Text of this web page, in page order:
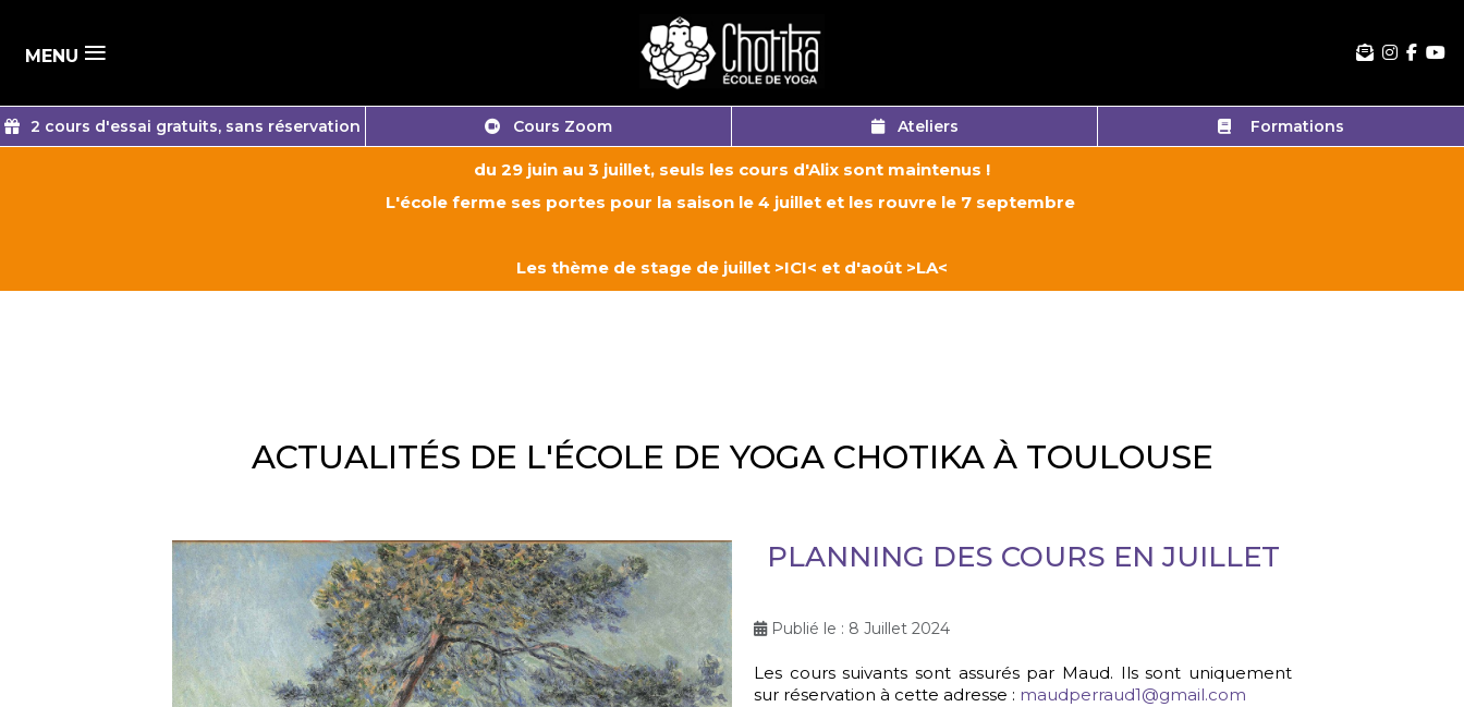
MENU ≡
2 cours d'essai gratuits, sans réservation Cours Zoom Ateliers Formations
du 29 juin au 3 juillet, seuls les cours d'Alix sont maintenus !
L'école ferme ses portes pour la saison le 4 juillet et les rouvre le 7 septembre
Les thème de stage de juillet >ICI< et d'août >LA<
ACTUALITÉS DE L'ÉCOLE DE YOGA CHOTIKA À TOULOUSE
PLANNING DES COURS EN JUILLET
Publié le : 8 Juillet 2024
Les cours suivants sont assurés par Maud. Ils sont uniquement
sur réservation à cette adresse : maudperraud1@gmail.com